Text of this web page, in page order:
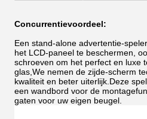
Concurrentievoordeel:
Een stand-alone advertentie-
het LCD-paneel te beschermen,
schroeven om het perfect en luxe
glas,We nemen de zijde-scherm
kwaliteit en beter uiterlijk.Deze
een wandbord voor de
gaten voor uw eigen beugel.